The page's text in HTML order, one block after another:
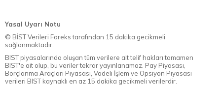
Yasal Uyarı Notu
© BİST Verileri Foreks tarafından 15 dakika gecikmeli
sağlanmaktadır.
BIST piyasalarında oluşan tüm verilere ait telif hakları tamamen
BIST'e ait olup, bu veriler tekrar yayınlanamaz. Pay Piyasası,
Borçlanma Araçları Piyasası, Vadeli İşlem ve Opsiyon Piyasası
verileri BIST kaynaklı en az 15 dakika gecikmeli verilerdir.